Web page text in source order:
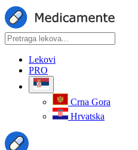
Lekovi
PRO
Crna Gora
Hrvatska